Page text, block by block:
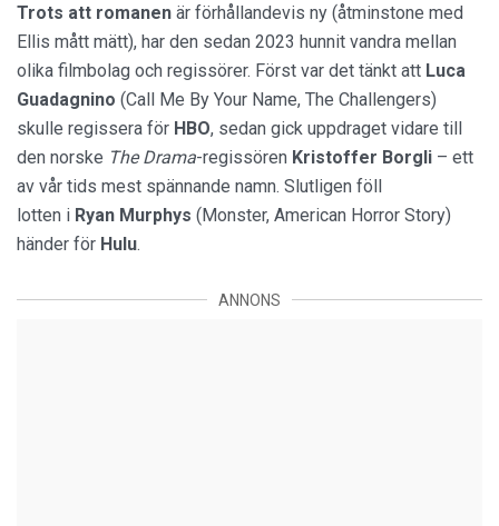
Trots att romanen är förhållandevis ny (åtminstone med
Ellis mått mätt), har den sedan 2023 hunnit vandra mellan
olika filmbolag och regissörer. Först var det tänkt att Luca
Guadagnino (Call Me By Your Name, The Challengers)
skulle regissera för HBO, sedan gick uppdraget vidare till
den norske The Drama-regissören Kristoffer Borgli – ett
av vår tids mest spännande namn. Slutligen föll
lotten i Ryan Murphys (Monster, American Horror Story)
händer för Hulu.
ANNONS